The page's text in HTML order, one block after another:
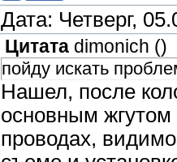
Дата: Четверг,
Цитата dimonich ()
пойду искать
Нашел, после
основным
проводах,